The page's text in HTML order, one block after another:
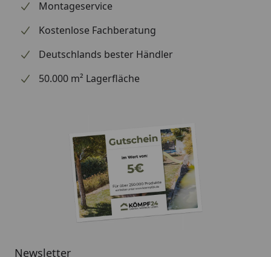
Packmaße B x H x T
Gewicht inkl.
Verpackung
11 kg
Material
Hochwertiger, kälte- und
lichtbeständiger Kunststoff
und perfekte Lage auf
allen Pisten
Bremsen und
Lenksystem
2 voneinander unabhängig
wirkende Metallbremsen
dienen zusätzlich als
Lenksystem und
ermöglichen noch bessere
Montageservice
Kostenlose Fachberatung
Deutschlands bester Händler
50.000 m² Lagerfläche
Newsletter